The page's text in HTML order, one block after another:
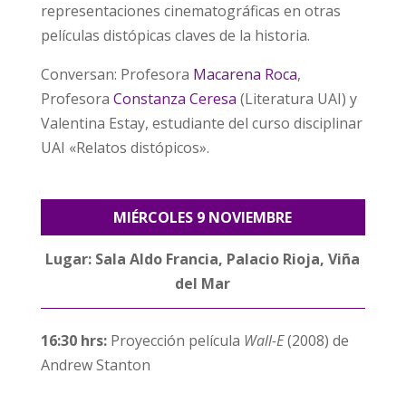
representaciones cinematográficas en otras
películas distópicas claves de la historia.
Conversan: Profesora Macarena Roca,
Profesora Constanza Ceresa (Literatura UAI) y
Valentina Estay, estudiante del curso disciplinar
UAI «Relatos distópicos».
MIÉRCOLES 9 NOVIEMBRE
Lugar: Sala Aldo Francia, Palacio Rioja, Viña
del Mar
16:30 hrs: Proyección película Wall-E(2008) de
Andrew Stanton